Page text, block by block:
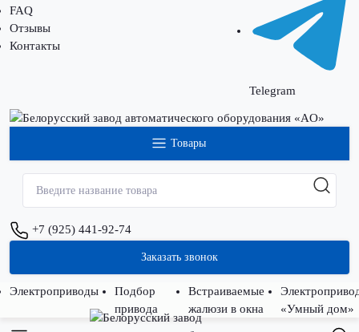
FAQ
Отзывы
Контакты
Telegram
Товары
+7 (925) 441-92-74
Заказать звонок
Электроприводы
Подбор
привода
Встраиваемые
жалюзи в окна
«Умный дом»